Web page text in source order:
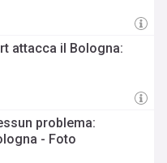
attacca il Bologna:
problema:
- Foto